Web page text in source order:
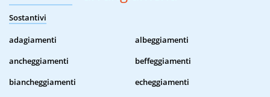
Sostantivi
adagiamenti
albeggiamenti
ancheggiamenti
beffeggiamenti
biancheggiamenti
echeggiamenti